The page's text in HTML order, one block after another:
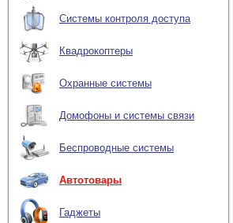
Системы контроля доступа
Квадрокоптеры
Охранные системы
Домофоны и системы связи
Беспроводные системы
Автотовары
Гаджеты